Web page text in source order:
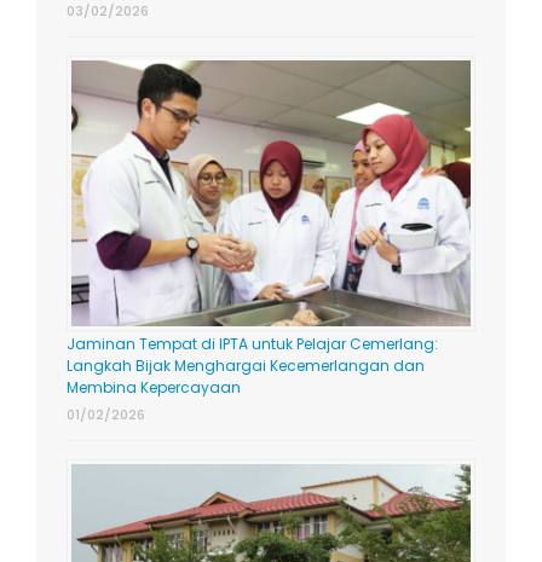
03/02/2026
Jaminan Tempat di IPTA untuk Pelajar Cemerlang:
Langkah Bijak Menghargai Kecemerlangan dan
Membina Kepercayaan
01/02/2026